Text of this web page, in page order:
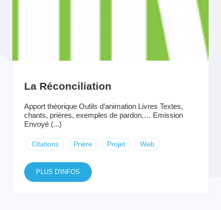
La Réconciliation
Apport théorique Outils d’animation Livres Textes,
chants, prières, exemples de pardon,… Emission
Envoyé (...)
Citations Prière Projet Web
PLUS D'INFOS